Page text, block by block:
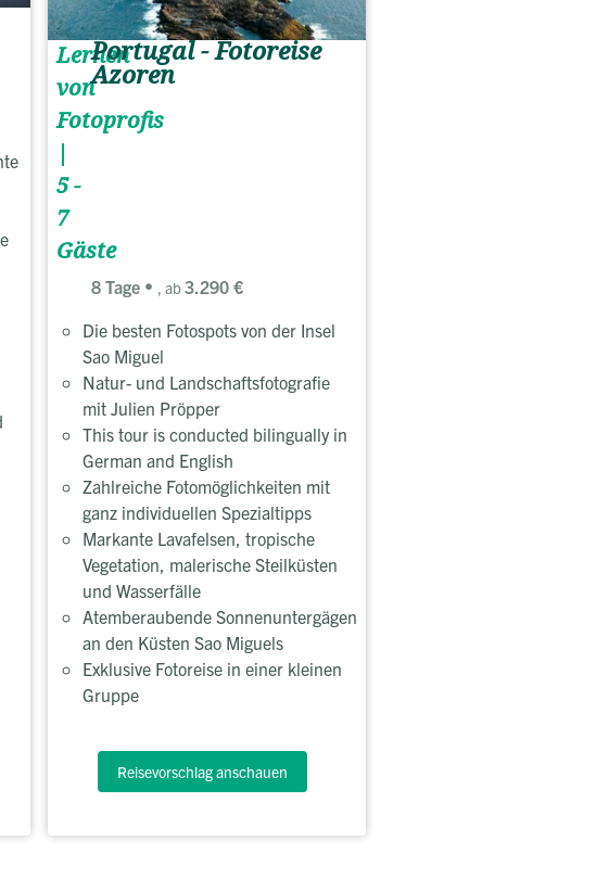
Lernen
von
Fotoprofis
|
5 -
7
Gäste
Portugal - Fotoreise
Azoren
8 Tage , ab3.290 €
Die besten Fotospots von der Insel
Sao Miguel
Natur- und Landschaftsfotografie
mit Julien Pröpper
This tour is conducted bilingually in
German and English
Zahlreiche Fotomöglichkeiten mit
ganz individuellen Spezialtipps
Markante Lavafelsen, tropische
Vegetation, malerische Steilküsten
und Wasserfälle
Atemberaubende Sonnenuntergägen
an den Küsten Sao Miguels
Exklusive Fotoreise in einer kleinen
Gruppe
Reisevorschlag anschauen